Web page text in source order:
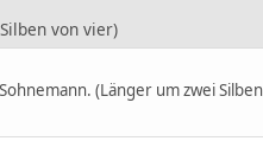
von vier)
(Länger um zwei